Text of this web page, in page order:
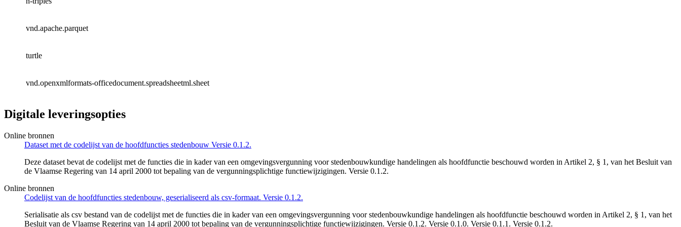
vnd.apache.parquet
turtle
vnd.openxmlformats-officedocument.spreadsheetml.sheet
Digitale leveringsopties
Online bronnen
Dataset met de codelijst van de hoofdfuncties stedenbouw Versie 0.1.2.
Deze dataset bevat de codelijst met de functies die in kader van een omgevingsvergunning voor stedenbouwkundige handelingen als hoofdfunctie beschouwd worden in Artikel 2, § 1, van het Besluit van
de Vlaamse Regering van 14 april 2000 tot bepaling van de vergunningsplichtige functiewijzigingen. Versie 0.1.2.
Online bronnen
Codelijst van de hoofdfuncties stedenbouw, geserialiseerd als csv-formaat. Versie 0.1.2.
Serialisatie als csv bestand van de codelijst met de functies die in kader van een omgevingsvergunning voor stedenbouwkundige handelingen als hoofdfunctie beschouwd worden in Artikel 2, § 1, van het
Besluit van de Vlaamse Regering van 14 april 2000 tot bepaling van de vergunningsplichtige functiewijzigingen. Versie 0.1.2. Versie 0.1.0. Versie 0.1.1. Versie 0.1.2.